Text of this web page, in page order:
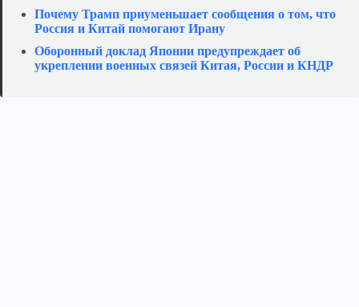
Почему Трамп приуменьшает сообщения о том, что
Россия и Китай помогают Ирану
Оборонный доклад Японии предупреждает об
укреплении военных связей Китая, России и КНДР